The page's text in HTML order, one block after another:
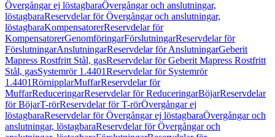
Övergångar ej löstagbaraÖvergångar och anslutningar,
löstagbaraReservdelar för Övergångar och anslutningar,
löstagbaraKompensatorerReservdelar för
KompensatorerGenomföringarFörslutningarReservdelar för
FörslutningarAnslutningarReservdelar för AnslutningarGeberit
Mapress Rostfritt Stål, gasReservdelar för Geberit Mapress Rostfritt
Stål, gasSystemrör 1.4401Reservdelar för Systemrör
1.4401RörnipplarMuffarReservdelar för
MuffarReduceringarReservdelar för ReduceringarBöjarReservdelar
för BöjarT-rörReservdelar för T-rörÖvergångar ej
löstagbaraReservdelar för Övergångar ej löstagbaraÖvergångar och
anslutningar, löstagbaraReservdelar för Övergångar och